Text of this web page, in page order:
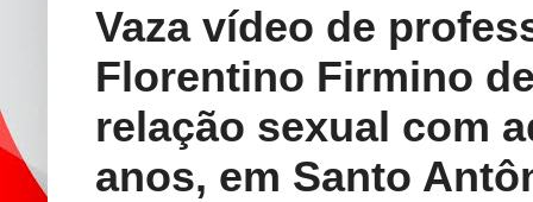
Vaza vídeo de
Florentino Firmino
relação sexual com
anos, em Santo